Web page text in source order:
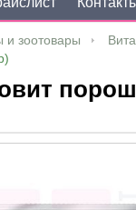
и зоотовары